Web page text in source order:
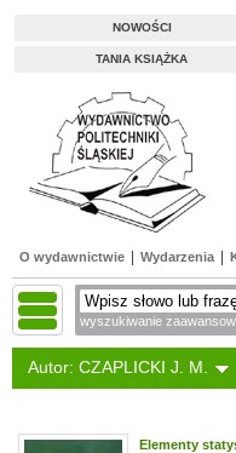
NOWOŚCI
TANIA KSIĄŻKA
O wydawnictwie Wydarzenia
wyszukiwanie
Autor: CZAPLICKI J. M.
Elementy